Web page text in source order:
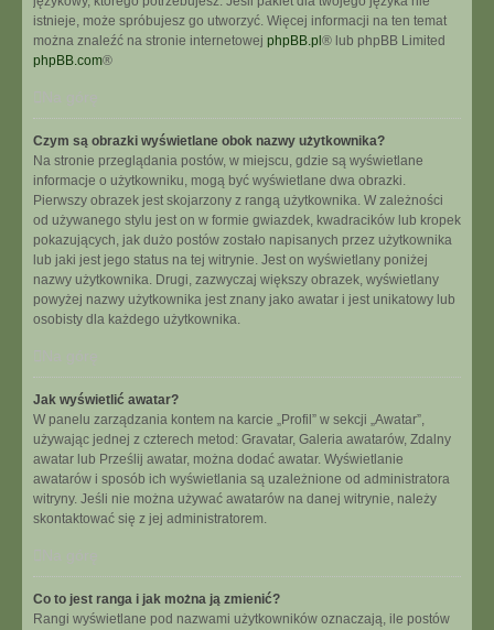
istnieje, może spróbujesz go utworzyć. Więcej informacji na ten temat
można znaleźć na stronie internetowej phpBB.pl ® lub phpBB Limited
phpBB.com®
Czym są obrazki wyświetlane obok nazwy użytkownika?
Na stronie przeglądania postów, w miejscu, gdzie są wyświetlane
informacje o użytkowniku, mogą być wyświetlane dwa obrazki.
Pierwszy obrazek jest skojarzony z rangą użytkownika. W zależności
od używanego stylu jest on w formie gwiazdek, kwadracików lub kropek
pokazujących, jak dużo postów zostało napisanych przez użytkownika
lub jaki jest jego status na tej witrynie. Jest on wyświetlany poniżej
nazwy użytkownika. Drugi, zazwyczaj większy obrazek, wyświetlany
powyżej nazwy użytkownika jest znany jako awatar i jest unikatowy lub
osobisty dla każdego użytkownika.
Jak wyświetlić awatar?
W panelu zarządzania kontem na karcie „Profil” w sekcji „Awatar”,
używając jednej z czterech metod: Gravatar, Galeria awatarów, Zdalny
awatar lub Prześlij awatar, można dodać awatar. Wyświetlanie
awatarów i sposób ich wyświetlania są uzależnione od administratora
witryny. Jeśli nie można używać awatarów na danej witrynie, należy
skontaktować się z jej administratorem.
Co to jest ranga i jak można ją zmienić?
Rangi wyświetlane pod nazwami użytkowników oznaczają, ile postów